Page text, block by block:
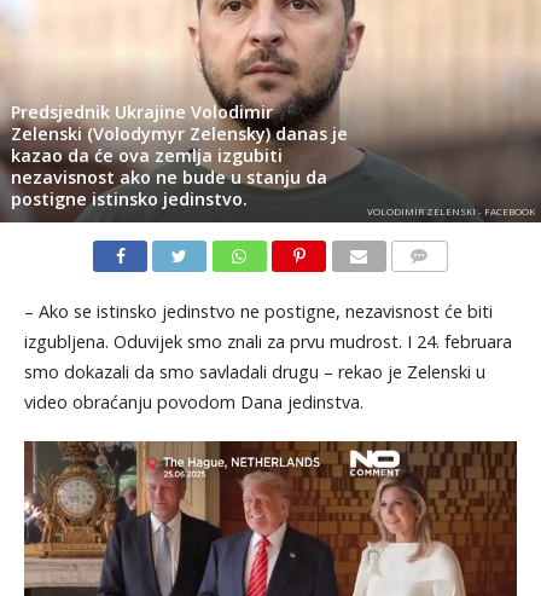
Predsjednik Ukrajine Volodimir
Zelenski (Volodymyr Zelensky) danas je
kazao da će ova zemlja izgubiti
nezavisnost ako ne bude u stanju da
postigne istinsko jedinstvo.
VOLODIMIR ZELENSKI - FACEBOOK
– Ako se istinsko jedinstvo ne postigne, nezavisnost će biti
izgubljena. Oduvijek smo znali za prvu mudrost. I 24. februara
smo dokazali da smo savladali drugu – rekao je Zelenski u
video obraćanju povodom Dana jedinstva.